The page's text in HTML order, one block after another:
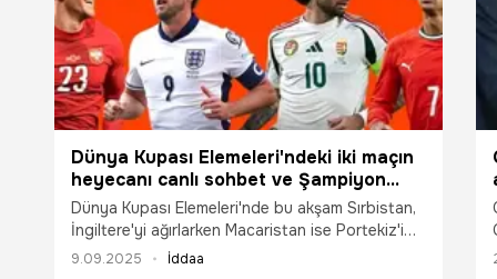
Dünya Kupası Elemeleri'ndeki iki maçın
heyecanı canlı sohbet ve Şampiyon
Oranlar ile Misli'de
Dünya Kupası Elemeleri'nde bu akşam Sırbistan,
İngiltere'yi ağırlarken Macaristan ise Portekiz'i
konuk edecek. Bu iki maçın heyecanı canlı
9.09.2025 İddaa